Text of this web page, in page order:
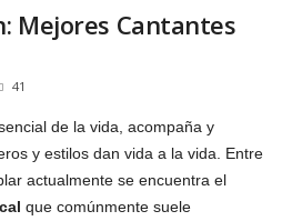
Mejores Cantantes
41
de la vida, acompaña y
y estilos dan vida a la vida. Entre
actualmente se encuentra el
que comúnmente suele